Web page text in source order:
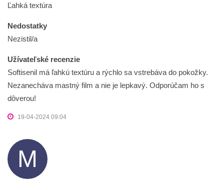
Ľahká textúra
Nedostatky
Nezistil/a
Užívateľské recenzie
Softisenil má ľahkú textúru a rýchlo sa vstrebáva do pokožky.
Nezanecháva mastný film a nie je lepkavý. Odporúčam ho s
dôverou!
19-04-2024 09:04
M